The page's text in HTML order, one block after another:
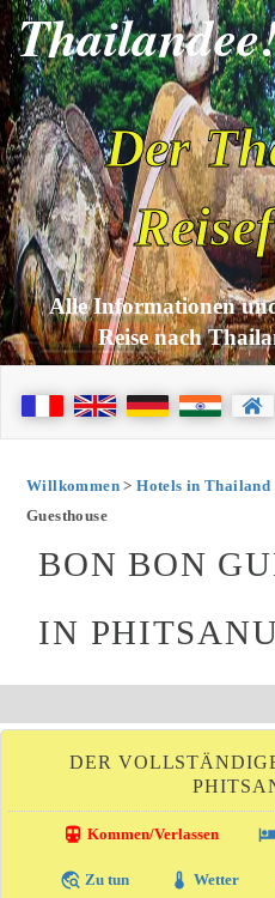
Der
Alle Informationen
Reise nach
Willkommen>Hotels in Thailand
Guesthouse
BON BON
IN
DER
directions_transit Kommen/Verlassen
travel_explore Zu tun thermostat Wetter